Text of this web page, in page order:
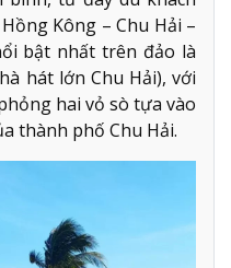
Kông – Chu Hải –
bật nhất trên đảo là
hát lớn Chu Hải), với
hai vỏ sò tựa vào
thành phố Chu Hải.